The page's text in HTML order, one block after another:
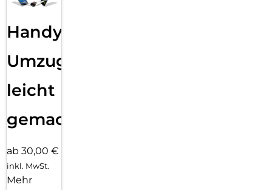
Handy
Umzug
leicht
gemacht!
ab 30,00 €
inkl. MwSt.
Mehr